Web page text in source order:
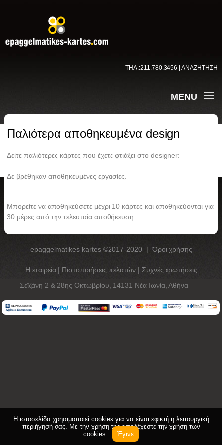
ΤΗΛ.:211.780.3456 | ΑΝΑΖΗΤΗΣΗ
MENU
Παλιότερα αποθηκευμένα design
Δείτε παλιότερες κάρτες που έχετε φτιάξει στο designer:
Δε βρέθηκαν αποθηκευμένες εργασίες.
Μπορείτε να αποθηκεύσετε μέχρι 10 κάρτες και αποθηκεύονται για
30 μέρες από την τελευταία αποθήκευση.
epaggelmatikes kartes ©2017-2020 | Όροι χρήσης
Η εταιρεία | Πιστοποιήσεις πελατών | Συχνές ερωτήσεις
Σεϊζάνη 2 & 28ης Οκτωβρίου, 14131 Νέα Ιωνία, Αθήνα
Η ιστοσελίδα χρησιμοποιεί cookies για να είναι εφικτή η λειτουργική
περιήγησή σας. Με την χρήση της αποδέχεστε την χρήση των
cookies.
Έγινε